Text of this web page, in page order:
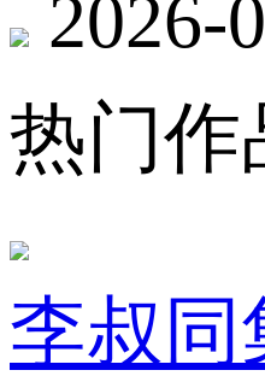
2026-
热门作
李叔同